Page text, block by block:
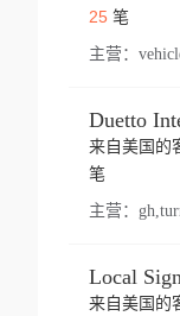
25笔
主营：
来自美国的
笔
主营：
Local
来自美国的